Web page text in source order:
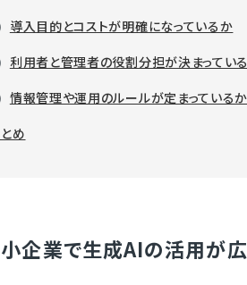
導入目的とコストが明確になっているか
利用者と管理者の役割分担が決まってい
情報管理や運用のルールが定まっているか
め
企業で生成AIの活用が